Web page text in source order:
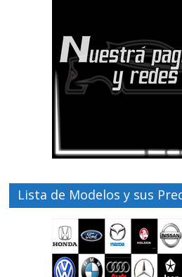
Lista de Modelos y sus